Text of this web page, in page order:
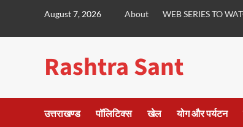
content
August 7, 2026 About WEB SERIES TO
Rashtra Sant
उत्तराखण्ड पॉलिटिक्स खेल योग और पर्यटन